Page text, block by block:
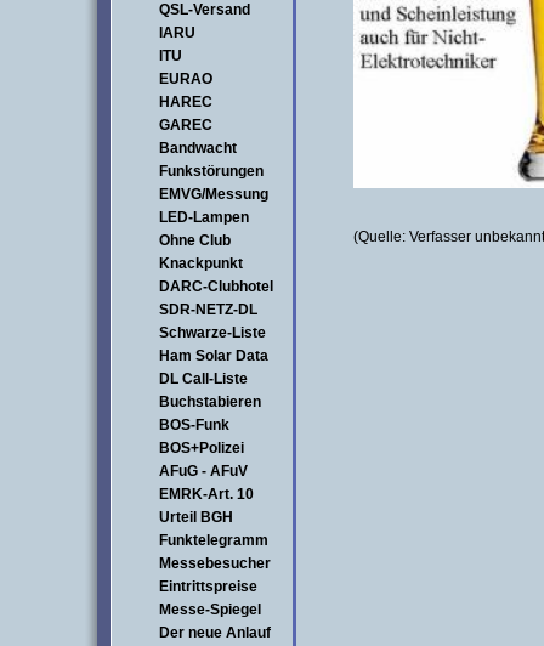
QSL-Versand
IARU
ITU
EURAO
HAREC
GAREC
Bandwacht
Funkstörungen
EMVG/Messung
LED-Lampen
Ohne Club
Knackpunkt
DARC-Clubhotel
SDR-NETZ-DL
Schwarze-Liste
Ham Solar Data
DL Call-Liste
Buchstabieren
BOS-Funk
BOS+Polizei
AFuG - AFuV
EMRK-Art. 10
Urteil BGH
Funktelegramm
Messebesucher
Eintrittspreise
Messe-Spiegel
Der neue Anlauf
(Quelle: Verfasser